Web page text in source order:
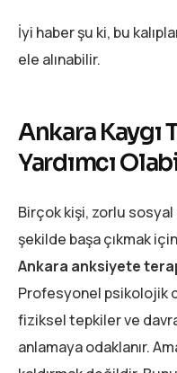
İyi haber şu ki, bu
ele alınabilir.
Ankara Kaygı
Yardımcı
Birçok kişi, zorlu
şekilde başa çıkmak
Ankara anksiyete
Profesyonel psikolojik
fiziksel tepkiler ve
anlamaya odaklanır.